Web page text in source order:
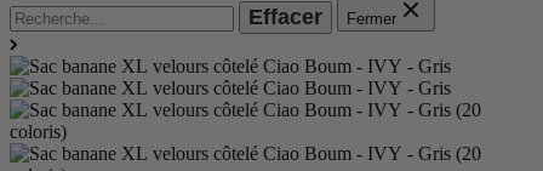
Effacer Fermer